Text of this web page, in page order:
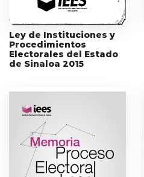
Ley de Instituciones y
Procedimientos
Electorales del Estado
de Sinaloa 2015